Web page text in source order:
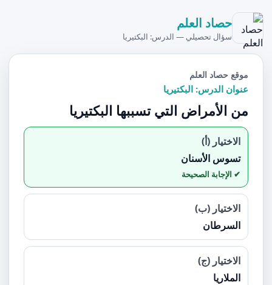
حصاد العلم
سؤال تحصيلي — الدرس: البكتيريا
موقع حصاد العلم
عنوان الدرس: البكتيريا
من الأمراض التي تسببها البكتيريا
الاختيار (أ)
تسوس الأسنان
الاختيار (ب)
السرطان
الاختيار (ج)
الملاريا